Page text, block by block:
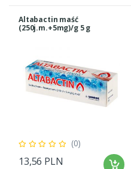
Altabactin maść
(250j.m.+5mg)/g 5 g
(0)
13,56 PLN